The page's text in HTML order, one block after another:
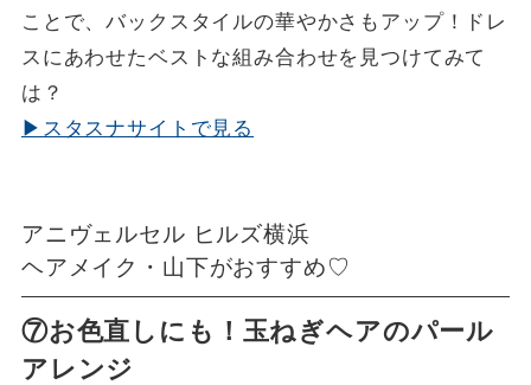
ことで、バックスタイルの華やかさもアップ！ドレ
スにあわせたベストな組み合わせを見つけてみて
は？
▶スタスナサイトで見る
アニヴェルセル ヒルズ横浜
ヘアメイク・山下がおすすめ♡
⑦お色直しにも！玉ねぎヘアのパール
アレンジ